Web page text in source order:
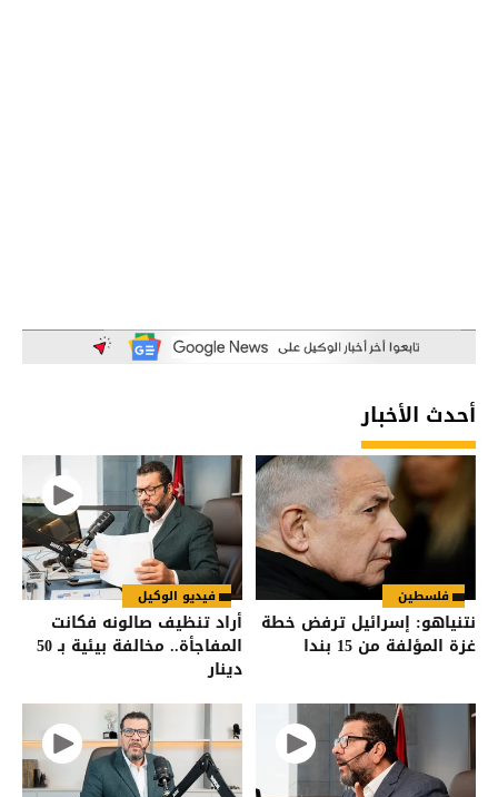
أحدث الأخبار
فلسطين
نتنياهو: إسرائيل ترفض خطة
غزة المؤلفة من 15 بندا
فيديو الوكيل
أراد تنظيف صالونه فكانت
المفاجأة.. مخالفة بيئية بـ 50
دينار